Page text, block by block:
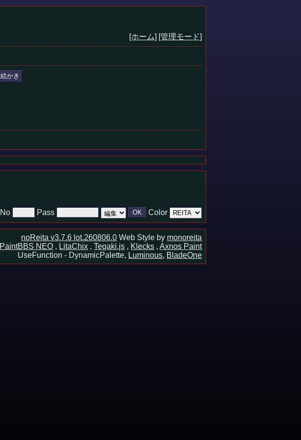
[ホーム] [管理モード]
No Pass Color
noReita v3.7.6 lot.260806.0 Web Style by monoreita
PaintBBS NEO , LitaChix ,Tegaki.js , Klecks ,Axnos Paint
UseFunction - DynamicPalette, Luminous, BladeOne